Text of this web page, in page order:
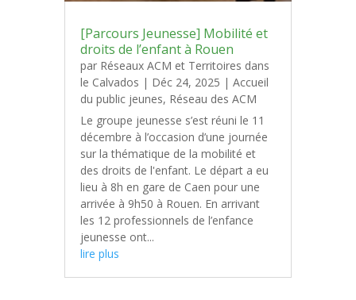
[Parcours Jeunesse] Mobilité et
droits de l’enfant à Rouen
par Réseaux ACM et Territoires dans
le Calvados | Déc 24, 2025 | Accueil
du public jeunes, Réseau des ACM
Le groupe jeunesse s’est réuni le 11
décembre à l’occasion d’une journée
sur la thématique de la mobilité et
des droits de l'enfant. Le départ a eu
lieu à 8h en gare de Caen pour une
arrivée à 9h50 à Rouen. En arrivant
les 12 professionnels de l’enfance
jeunesse ont...
lire plus